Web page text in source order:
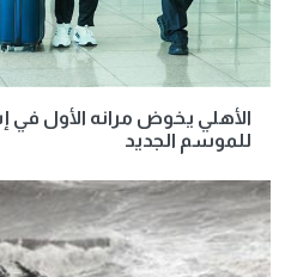
الأهلي يخوض مرانه الأول في
للموسم الجديد